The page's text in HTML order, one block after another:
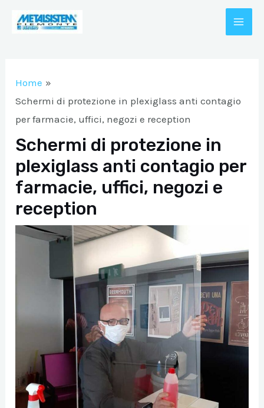
Home
Schermi di protezione in plexiglass anti contagio
per farmacie, uffici, negozi e reception
Schermi di protezione in
plexiglass anti contagio per
farmacie, uffici, negozi e
reception
DISATTIVA
DISATTIVA
DISATTIVA